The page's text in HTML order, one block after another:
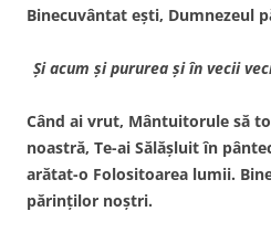
Binecuvântat eşti, Dumnezeul
Şi acum şi pururea şi în vecii
Când ai vrut, Mântuitorule să
noastră, Te-ai Sălăşluit în
arătat-o Folositoarea lumii.
părinţilor noştri.